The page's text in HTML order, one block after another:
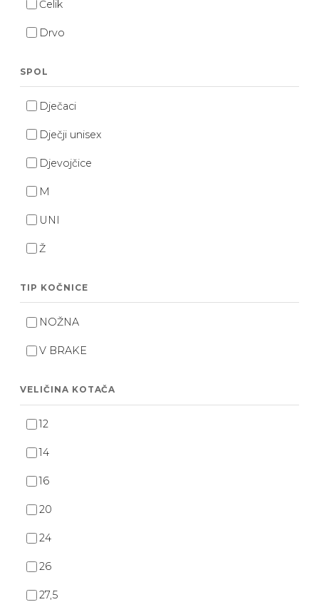
Čelik
Drvo
SPOL
Dječaci
Dječji unisex
Djevojčice
M
UNI
Ž
TIP KOČNICE
NOŽNA
V BRAKE
VELIČINA KOTAČA
12
14
16
20
24
26
27,5